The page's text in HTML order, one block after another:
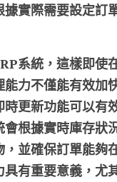
實際需要設定訂
系統，這樣即使
力不僅能有效加
更新功能可以有
根據實時庫存狀
並確保訂單能夠
有重要意義，尤